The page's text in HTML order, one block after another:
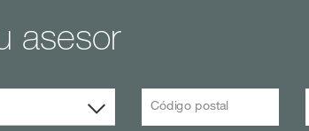
asesor
Código postal